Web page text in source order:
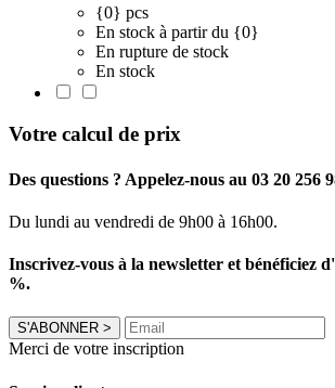
{0} pcs
En stock à partir du {0}
En rupture de stock
En stock
Votre calcul de prix
Des questions ? Appelez-nous au 03 20 256
Du lundi au vendredi de 9h00 à 16h00.
Inscrivez-vous à la newsletter et bénéficiez
%.
S'ABONNER >
Merci de votre inscription